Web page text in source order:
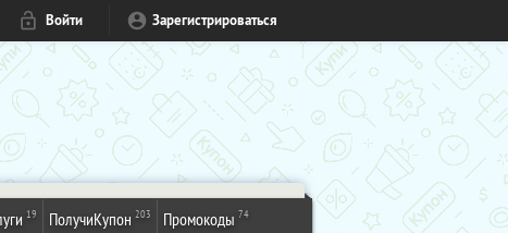
Войти Зарегистрироваться
19 ПолучиКупон 203 Промокоды 74